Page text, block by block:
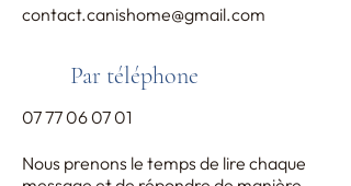
contact.canishome@gmail.com
Par téléphone
07 77 06 07 01
Nous prenons le temps de lire chaque